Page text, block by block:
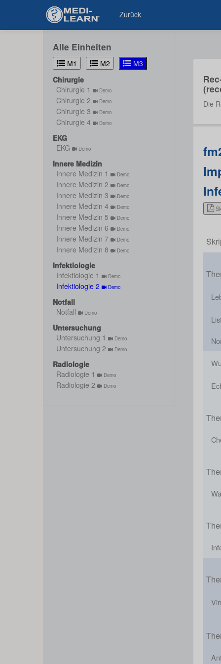
Zurück
Alle Einheiten
M1 M2
M3
Chirurgie
Chirurgie 1
Demo
Chirurgie 2 Demo
Chirurgie 3 Demo
Chirurgie 4 Demo
EKG
EKG
Demo
Innere Medizin
Innere Medizin 1
Demo
Innere Medizin 2 Demo
Innere Medizin 3 Demo
Innere Medizin 4 Demo
Innere Medizin 5 Demo
Innere Medizin 6 Demo
Innere Medizin 7 Demo
Innere Medizin 8 Demo
Infektiologie
Infektiologie 1
Demo
Infektiologie 2 Demo
Notfall
Notfall
Demo
Untersuchung
Untersuchung 1
Demo
Untersuchung 2 Demo
Radiologie
Radiologie 1
Demo
Radiologie 2 Demo
Die